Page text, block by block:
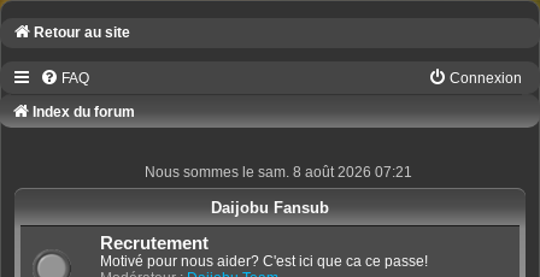
Retour au site
FAQ
Connexion
Index du forum
Nous sommes le sam. 8 août 2026 07:21
Daijobu Fansub
Recrutement
Motivé pour nous aider? C'est ici que ca ce passe!